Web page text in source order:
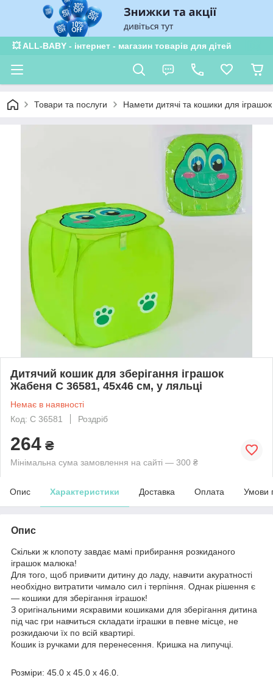
💥 ALL-BABY - інтернет - магазин товарів для дітей
Товари та послуги Намети дитячі та кошики для іграшок
Дитячий кошик для зберігання іграшок
Жабеня С 36581, 45х46 см, у ляльці
Немає в наявності
Код: С 36581
Роздріб
264 ₴
Мінімальна сума замовлення на сайті — 300 ₴
Опис Характеристики Доставка Оплата Умови
Опис
Скільки ж клопоту завдає мамі прибирання розкиданого
іграшок малюка!
Для того, щоб привчити дитину до ладу, навчити акуратності
необхідно витратити чимало сил і терпіння. Однак рішення є
— кошики для зберігання іграшок!
З оригінальними яскравими кошиками для зберігання дитина
під час гри навчиться складати іграшки в певне місце, не
розкидаючи їх по всій квартирі.
Кошик із ручками для перенесення. Кришка на липучці.
Розміри: 45.0 x 45.0 x 46.0.